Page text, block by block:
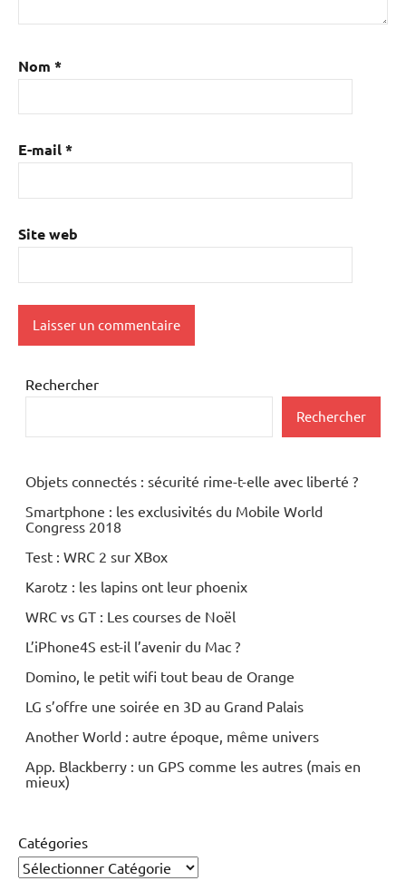
Nom *
E-mail*
Site web
Rechercher
Rechercher
Objets connectés : sécurité rime-t-elle avec liberté ?
Smartphone : les exclusivités du Mobile World
Congress 2018
Test : WRC 2 sur XBox
Karotz : les lapins ont leur phoenix
WRC vs GT : Les courses de Noël
L’iPhone4S est-il l’avenir du Mac ?
Domino, le petit wifi tout beau de Orange
LG s’offre une soirée en 3D au Grand Palais
Another World : autre époque, même univers
App. Blackberry : un GPS comme les autres (mais en
mieux)
Catégories